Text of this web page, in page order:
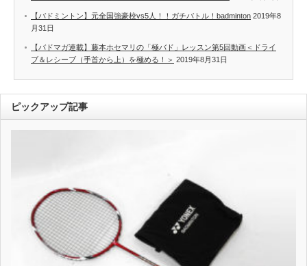
【バドミントン】元全国強豪校vs5人！！ガチバトル！badminton 2019年8
月31日
【バドマガ連載】藤本ホセマリの「極バド」レッスン第5回動画＜ドライ
ブ＆レシーブ（手首から上）を極める！＞ 2019年8月31日
ピックアップ記事